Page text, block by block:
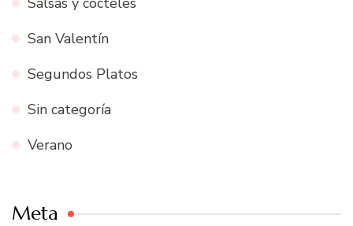
San Valentín
Segundos Platos
Sin categoría
Verano
Meta